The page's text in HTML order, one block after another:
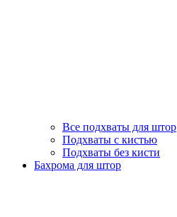
Все подхваты для штор
Подхваты с кистью
Подхваты без кисти
Бахрома для штор